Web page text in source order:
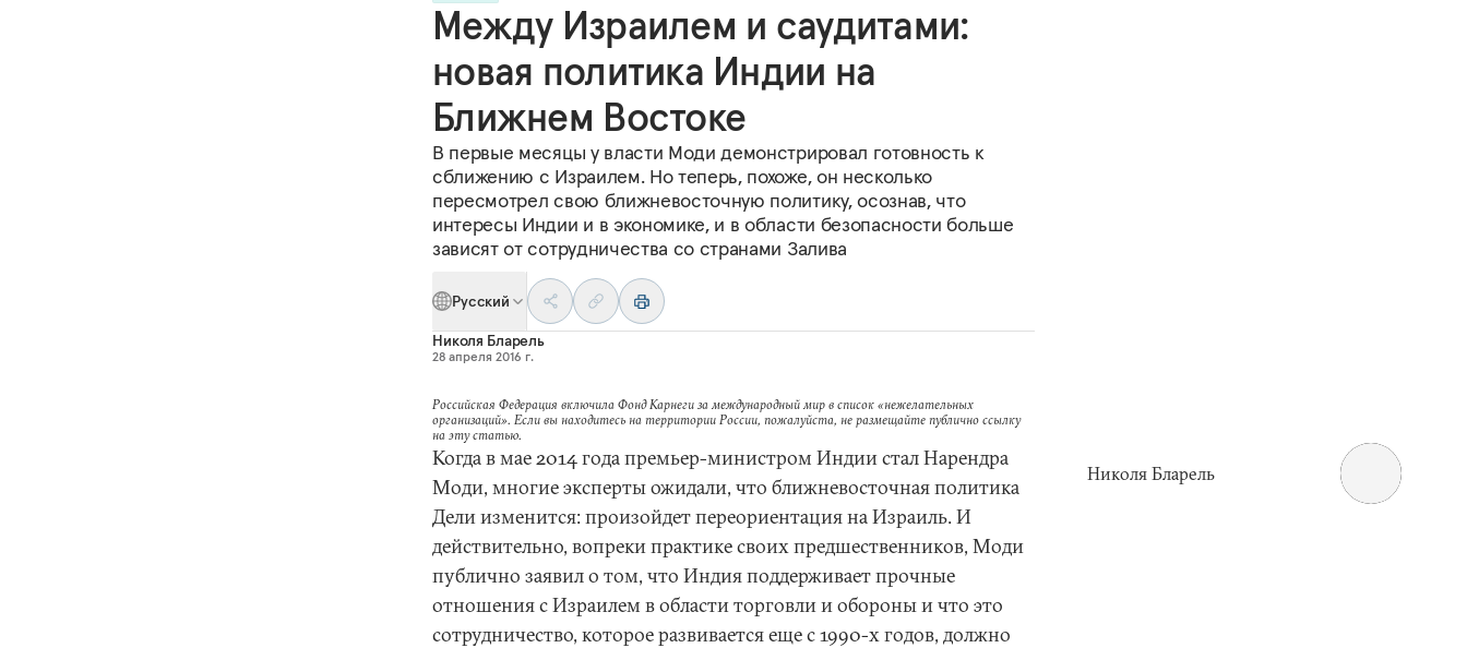
Между Израилем и саудитами:
новая политика Индии на
Ближнем Востоке
В первые месяцы у власти Моди демонстрировал готовность к
сближению с Израилем. Но теперь, похоже, он несколько
пересмотрел свою ближневосточную политику, осознав, что
интересы Индии и в экономике, и в области безопасности больше
зависят от сотрудничества со странами Залива
Русский
Николя Бларель
28 апреля 2016 г.
Российская Федерация включила Фонд Карнеги за международный мир в список «нежелательных
организаций». Если вы находитесь на территории России, пожалуйста, не размещайте публично ссылку
на эту статью.
Когда в мае 2014 года премьер-министром Индии стал Нарендра
Моди, многие эксперты ожидали, что ближневосточная политика
Дели изменится: произойдет переориентация на Израиль. И
действительно, вопреки практике своих предшественников, Моди
публично заявил о том, что Индия поддерживает прочные
отношения с Израилем в области торговли и обороны и что это
сотрудничество, которое развивается еще с 1990-х годов, должно
Николя Бларель